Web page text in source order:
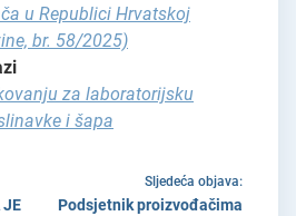
u Republici Hrvatskoj
br. 58/2025)
za laboratorijsku
i šapa
JE
Sljedeća objava:
Podsjetnik proizvođačima